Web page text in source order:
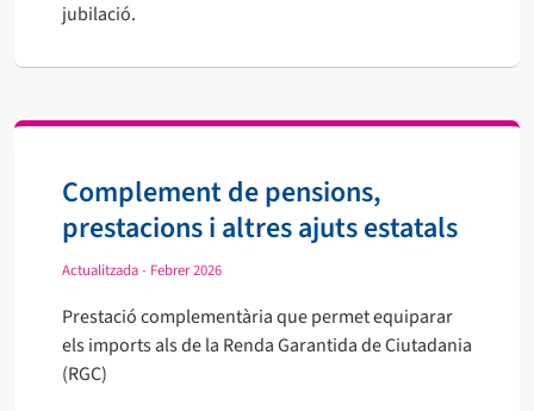
jubilació.
Complement de pensions,
prestacions i altres ajuts estatals
Actualitzada - Febrer 2026
Prestació complementària que permet equiparar
els imports als de la Renda Garantida de Ciutadania
(RGC)